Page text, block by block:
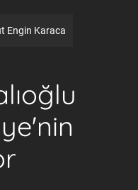
Engin Karaca